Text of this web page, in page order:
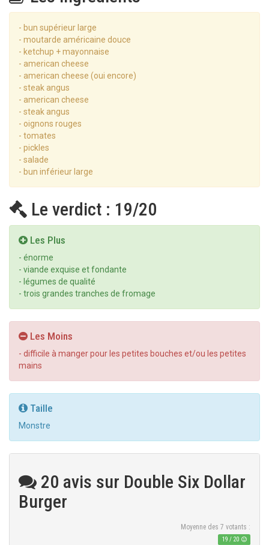
- bun supérieur large
- moutarde américaine douce
- ketchup + mayonnaise
- american cheese
- american cheese (oui encore)
- steak angus
- american cheese
- steak angus
- oignons rouges
- tomates
- pickles
- salade
- bun inférieur large
Le verdict : 19/20
Les Plus
- énorme
- viande exquise et fondante
- légumes de qualité
- trois grandes tranches de fromage
Les Moins
- difficile à manger pour les petites bouches et/ou les petites
mains
Taille
Monstre
20 avis sur Double Six Dollar
Burger
Moyenne des 7 votants :
19 / 20